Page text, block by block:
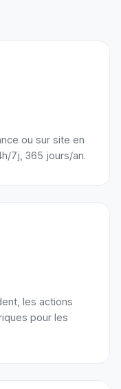
ou sur site en
7j, 365 jours/an.
les actions
pour les